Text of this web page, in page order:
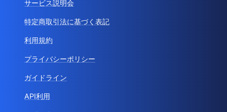
サービス説明会
特定商取引法に基づく表記
利用規約
プライバシーポリシー
ガイドライン
API利用